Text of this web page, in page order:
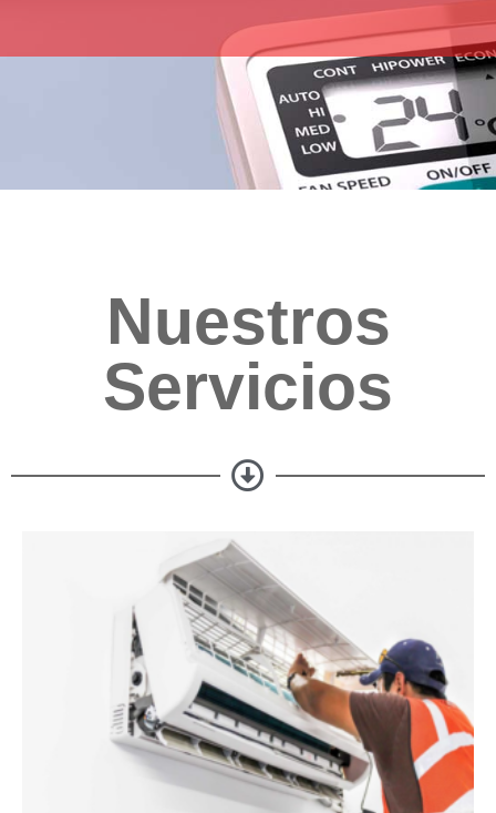
Nuestros
Servicios